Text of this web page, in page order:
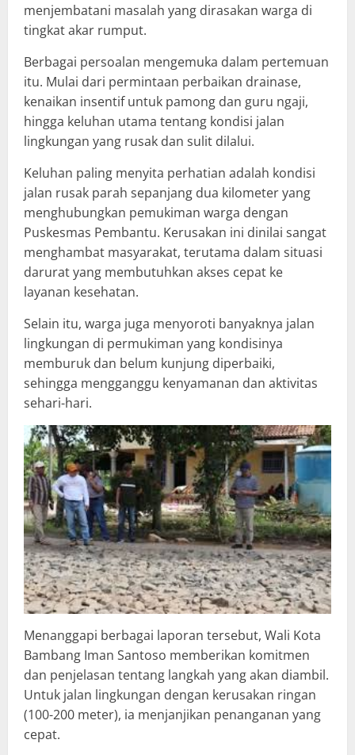
menjembatani masalah yang dirasakan warga di
tingkat akar rumput.
Berbagai persoalan mengemuka dalam pertemuan
itu. Mulai dari permintaan perbaikan drainase,
kenaikan insentif untuk pamong dan guru ngaji,
hingga keluhan utama tentang kondisi jalan
lingkungan yang rusak dan sulit dilalui.
Keluhan paling menyita perhatian adalah kondisi
jalan rusak parah sepanjang dua kilometer yang
menghubungkan pemukiman warga dengan
Puskesmas Pembantu. Kerusakan ini dinilai sangat
menghambat masyarakat, terutama dalam situasi
darurat yang membutuhkan akses cepat ke
layanan kesehatan.
Selain itu, warga juga menyoroti banyaknya jalan
lingkungan di permukiman yang kondisinya
memburuk dan belum kunjung diperbaiki,
sehingga mengganggu kenyamanan dan aktivitas
sehari-hari.
Menanggapi berbagai laporan tersebut, Wali Kota
Bambang Iman Santoso memberikan komitmen
dan penjelasan tentang langkah yang akan diambil.
Untuk jalan lingkungan dengan kerusakan ringan
(100-200 meter), ia menjanjikan penanganan yang
cepat.